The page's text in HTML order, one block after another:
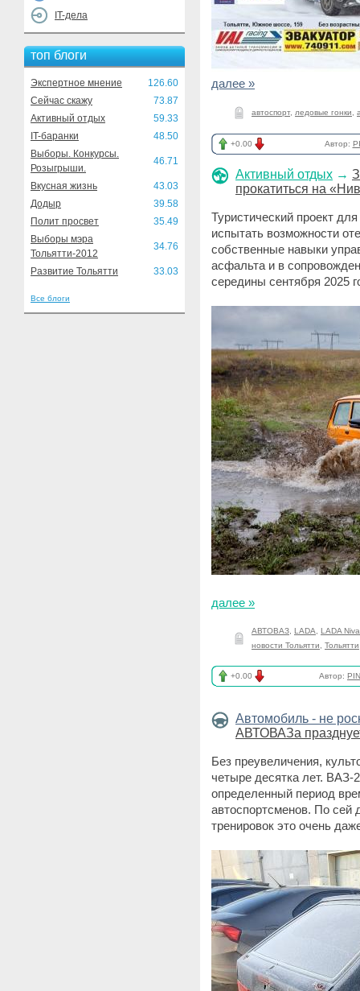
IT-дела
топ блоги
Экспертное мнение
126.60
Сейчас скажу
73.87
Активный отдых
59.33
IT-баранки
48.50
Выборы. Конкурсы.
Розыгрыши.
46.71
Вкусная жизнь
43.03
Додыр
39.58
Полит просвет
35.49
Выборы мэра
Тольятти-2012
34.76
Развитие Тольятти 33.03
Все блоги
далее »
автоспорт, ледовые гонки
+0.00 Автор:
Активный отдых →
прокатиться на
Туристический проект
испытать возможности
собственные навыки
асфальта и в
середины сентября 2025
далее »
АВТОВАЗ LADA
LADA Niva
новости Тольятти
Тольятти
+0.00 Автор:
Автомобиль - не
АВТОВАЗа
Без преувеличения,
четыре десятка лет. ВАЗ-
определенный период
автоспортсменов. По сей
тренировок это очень